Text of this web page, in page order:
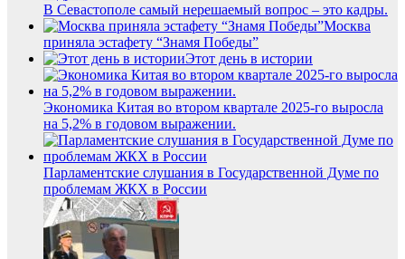
В Севастополе самый нерешаемый вопрос – это кадры.
Москва
приняла эстафету “Знамя Победы”
Этот день в истории
Экономика Китая во втором квартале 2025-го выросла
на 5,2% в годовом выражении.
Парламентские слушания в Государственной Думе по
проблемам ЖКХ в России